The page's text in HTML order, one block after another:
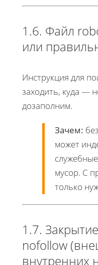
1.6. Файл
или
Инструкция для
заходить, куда —
дозаполним.
Зачем:
может
мусор. С
только
1.7.
nofollow
внутренних